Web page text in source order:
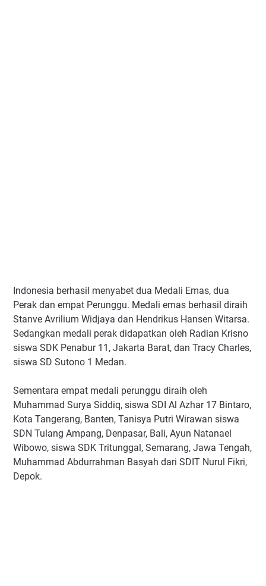
Indonesia berhasil menyabet dua Medali Emas, dua
Perak dan empat Perunggu. Medali emas berhasil diraih
Stanve Avrilium Widjaya dan Hendrikus Hansen Witarsa.
Sedangkan medali perak didapatkan oleh Radian Krisno
siswa SDK Penabur 11, Jakarta Barat, dan Tracy Charles,
siswa SD Sutono 1 Medan.
Sementara empat medali perunggu diraih oleh
Muhammad Surya Siddiq, siswa SDI Al Azhar 17 Bintaro,
Kota Tangerang, Banten, Tanisya Putri Wirawan siswa
SDN Tulang Ampang, Denpasar, Bali, Ayun Natanael
Wibowo, siswa SDK Tritunggal, Semarang, Jawa Tengah,
Muhammad Abdurrahman Basyah dari SDIT Nurul Fikri,
Depok.